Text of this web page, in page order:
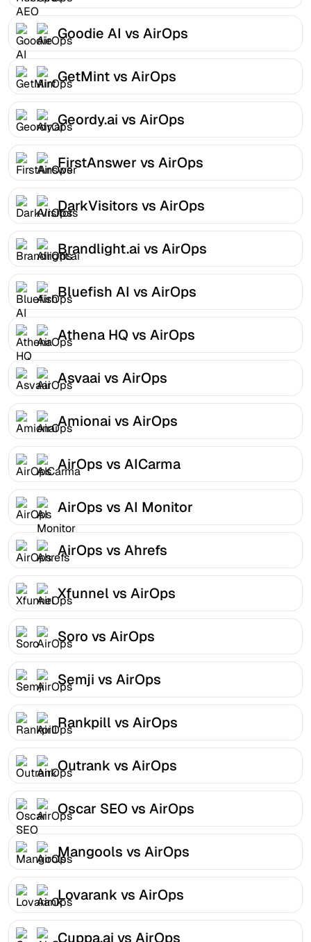
Goodie AI vs AirOps
GetMint vs AirOps
Geordy.ai vs AirOps
FirstAnswer vs AirOps
DarkVisitors vs AirOps
Brandlight.ai vs AirOps
Bluefish AI vs AirOps
Athena HQ vs AirOps
Asvaai vs AirOps
Amionai vs AirOps
AirOps vs AICarma
AirOps vs AI Monitor
AirOps vs Ahrefs
Xfunnel vs AirOps
Soro vs AirOps
Semji vs AirOps
Rankpill vs AirOps
Outrank vs AirOps
Oscar SEO vs AirOps
Mangools vs AirOps
Lovarank vs AirOps
Cuppa.ai vs AirOps